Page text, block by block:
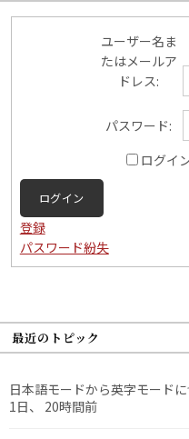
ユーザー名ま
たはメールア
ドレス:
パスワード:
ログイ
ログイン
登録
パスワード紛失
最近のトピック
日本語モードから英字モード
1日、 20時間前